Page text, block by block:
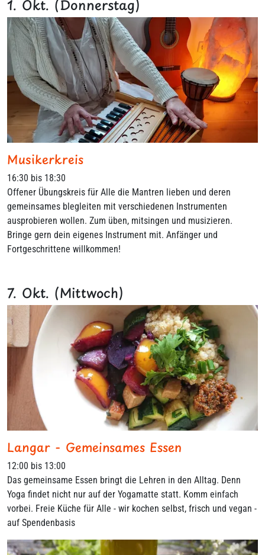
1. Okt. (Donnerstag)
Musikerkreis
16:30 bis 18:30
Offener Übungskreis für Alle die Mantren lieben und deren
gemeinsames blegleiten mit verschiedenen Instrumenten
ausprobieren wollen. Zum üben, mitsingen und musizieren.
Bringe gern dein eigenes Instrument mit. Anfänger und
Fortgeschrittene willkommen!
7. Okt. (Mittwoch)
Langar - Gemeinsames Essen
12:00 bis 13:00
Das gemeinsame Essen bringt die Lehren in den Alltag. Denn
Yoga findet nicht nur auf der Yogamatte statt. Komm einfach
vorbei. Freie Küche für Alle - wir kochen selbst, frisch und vegan -
auf Spendenbasis